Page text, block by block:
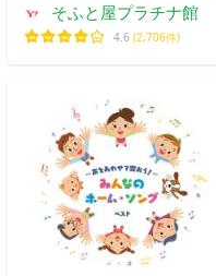
そふと屋プラチナ館
4.6 (2,706件)